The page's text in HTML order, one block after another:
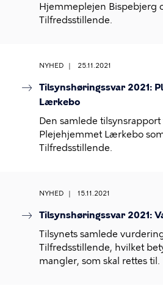
Hjemmeplejen Bispebjerg
Tilfredsstillende.
NYHED 25.11.2021
Tilsynshøringssvar 2021:
Lærkebo
Den samlede
Plejehjemmet Lærkebo
Tilfredsstillende.
NYHED 15.11.2021
Tilsynshøringssvar 2021:
Tilsynets samlede
Tilfredsstillende, hvilket
mangler, som skal rettes til.